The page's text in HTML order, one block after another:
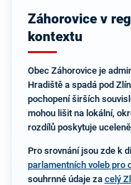
Záhorovice v
kontextu
Obec Záhorovice je
Hradiště a spadá pod
pochopení širších
mohou lišit na lokální,
rozdílů poskytuje
Pro srovnání jsou zde k
parlamentních voleb pro
souhrnné údaje za celý